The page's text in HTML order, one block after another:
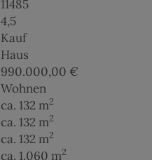
11485
4,5
Kauf
Haus
990.000,00 €
Wohnen
ca. 132 m2
ca. 132 m2
ca. 132 m2
ca. 1.060 m2